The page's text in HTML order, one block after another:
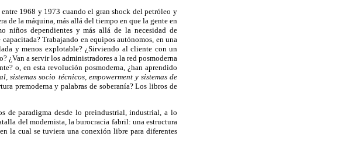
1968 y 1973 cuando el gran shock del petróleo y
de la máquina, más allá del tiempo en que la gente en
niños dependientes y más allá de la necesidad de
Trabajando en equipos autónomos, en una
y menos explotable? ¿Sirviendo al cliente con un
¿Van a servir los administradores a la red posmoderna
o, en esta revolución posmoderna, ¿han aprendido
sistemas socio técnicos, empowerment y sistemas de
premoderna y palabras de soberanía? Los libros de
de paradigma desde lo preindustrial, industrial, a lo
del modernista, la burocracia fabril: una estructura
la cual se tuviera una conexión libre para diferentes